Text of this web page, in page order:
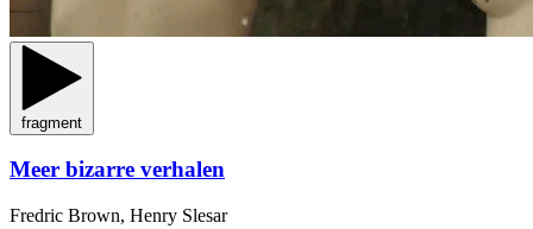
fragment
Meer bizarre verhalen
Fredric Brown, Henry Slesar